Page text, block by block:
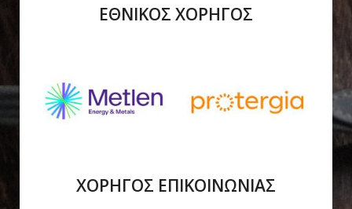
ΕΘΝΙΚΟΣ ΧΟΡΗΓΟΣ
ΧΟΡΗΓΟΣ ΕΠΙΚΟΙΝΩΝΙΑΣ